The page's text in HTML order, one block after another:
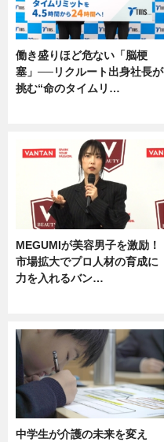
働き盛りほど危ない「脳梗
塞」──リクルート出身社長が
挑む“命のタイムリ…
MEGUMIが美容男子を激励！
市場拡大でプロ人材の育成に
力を入れるバン…
中学生が介護の未来を変え